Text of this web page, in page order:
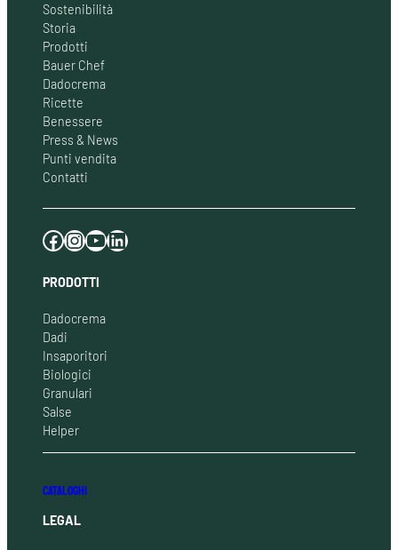
Sostenibilità
Storia
Prodotti
Bauer Chef
Dadocrema
Ricette
Benessere
Press & News
Punti vendita
Contatti
Facebook Instagram YouTube LinkedIn
PRODOTTI
Dadocrema
Dadi
Insaporitori
Biologici
Granulari
Salse
Helper
CATALOGHI
LEGAL